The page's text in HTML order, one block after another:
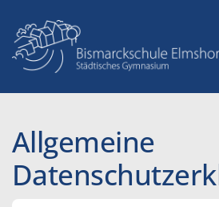
Inhalt
springen
Allgemeine